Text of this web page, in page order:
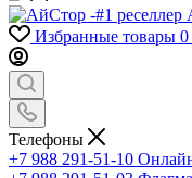
Избранные товары 0
Телефоны
+7 988 291-51-10